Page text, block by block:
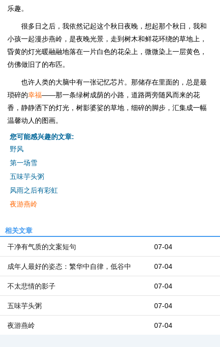
乐趣。
很多日之后，我依然记起这个秋日夜晚，想起那个秋日，我和
小孩一起漫步燕岭，是夜晚光景，走到树木和鲜花环绕的草地上，
昏黄的灯光暖融融地落在一片白色的花朵上，微微染上一层黄色，
仿佛做旧了的布匹。
也许人类的大脑中有一张记忆芯片。那储存在里面的，总是最
琐碎的幸福——那一条绿树成荫的小路，道路两旁随风而来的花
香，静静洒下的灯光，树影婆娑的草地，细碎的脚步，汇集成一幅
温馨动人的图画。
您可能感兴趣的文章:
野风
第一场雪
五味芋头粥
风雨之后有彩虹
夜游燕岭
相关文章
07-04
干净有气质的文案短句
07-04
成年人最好的姿态：繁华中自律，低谷中
07-04
不太悲情的影子
07-04
五味芋头粥
07-04
夜游燕岭